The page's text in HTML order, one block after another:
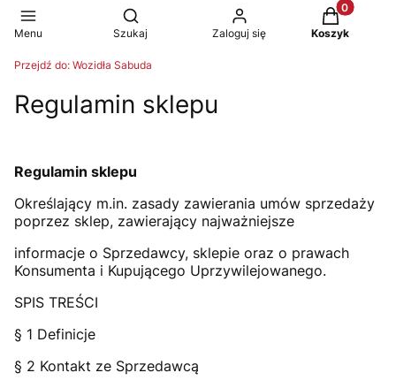
Menu
Otwórz wyszukiwarkę
Szukaj Zaloguj się
Produkty
Koszyk
Przejdź do: Wozidła Sabuda
Regulamin sklepu
Regulamin sklepu
Określający m.in. zasady zawierania umów sprzedaży
poprzez sklep, zawierający najważniejsze
informacje o Sprzedawcy, sklepie oraz o prawach
Konsumenta i Kupującego Uprzywilejowanego.
SPIS TREŚCI
§ 1 Definicje
§ 2 Kontakt ze Sprzedawcą